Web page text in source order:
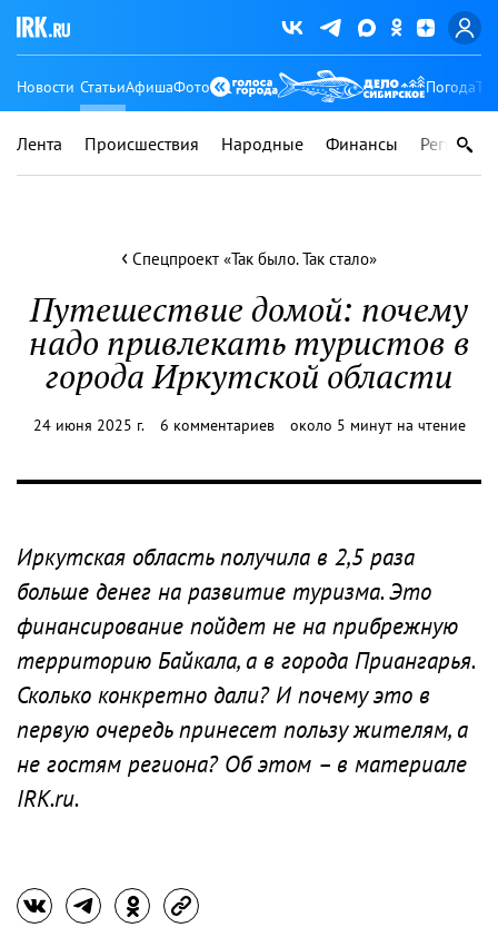
Новости СтатьиАфишаФото Погода
Лента Происшествия Народные Финансы Регионы
‹ Спецпроект «Так было. Так стало»
Путешествие домой: почему
надо привлекать туристов в
города Иркутской области
24 июня 2025 г. 6 комментариев около 5 минут на чтение
Иркутская область получила в 2,5 раза
больше денег на развитие туризма. Это
финансирование пойдет не на прибрежную
территорию Байкала, а в города Приангарья.
Сколько конкретно дали? И почему это в
первую очередь принесет пользу жителям, а
не гостям региона? Об этом – в материале
IRK.ru.